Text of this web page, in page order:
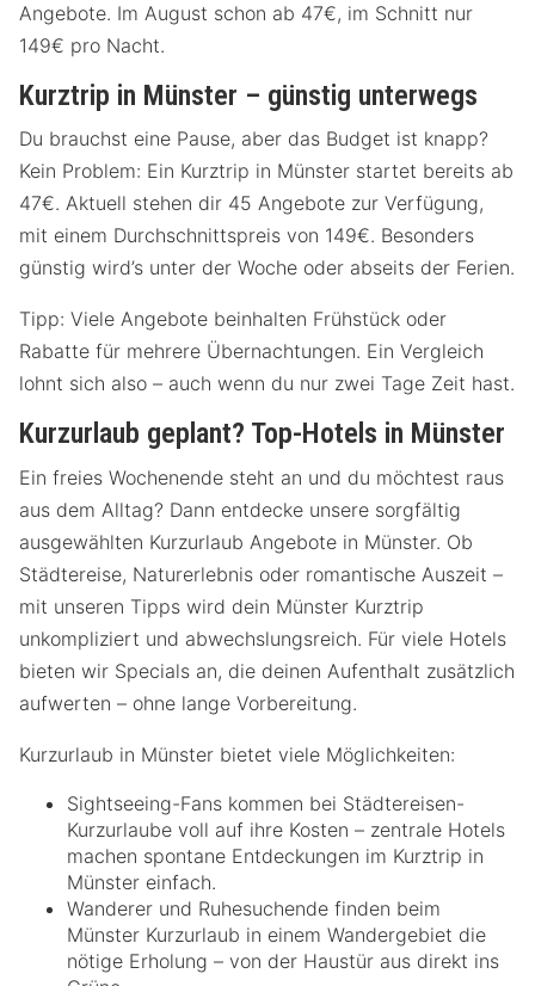
Angebote. Im August schon ab 47€, im Schnitt nur
149€ pro Nacht.
Kurztrip in Münster – günstig unterwegs
Du brauchst eine Pause, aber das Budget ist knapp?
Kein Problem: Ein Kurztrip in Münster startet bereits ab
47€. Aktuell stehen dir 45 Angebote zur Verfügung,
mit einem Durchschnittspreis von 149€. Besonders
günstig wird’s unter der Woche oder abseits der Ferien.
Tipp: Viele Angebote beinhalten Frühstück oder
Rabatte für mehrere Übernachtungen. Ein Vergleich
lohnt sich also – auch wenn du nur zwei Tage Zeit hast.
Kurzurlaub geplant? Top-Hotels in Münster
Ein freies Wochenende steht an und du möchtest raus
aus dem Alltag? Dann entdecke unsere sorgfältig
ausgewählten Kurzurlaub Angebote in Münster. Ob
Städtereise, Naturerlebnis oder romantische Auszeit –
mit unseren Tipps wird dein Münster Kurztrip
unkompliziert und abwechslungsreich. Für viele Hotels
bieten wir Specials an, die deinen Aufenthalt zusätzlich
aufwerten – ohne lange Vorbereitung.
Kurzurlaub in Münster bietet viele Möglichkeiten:
Sightseeing-Fans kommen bei Städtereisen-
Kurzurlaube voll auf ihre Kosten – zentrale Hotels
machen spontane Entdeckungen im Kurztrip in
Münster einfach.
Wanderer und Ruhesuchende finden beim
Münster Kurzurlaub in einem Wandergebiet die
nötige Erholung – von der Haustür aus direkt ins